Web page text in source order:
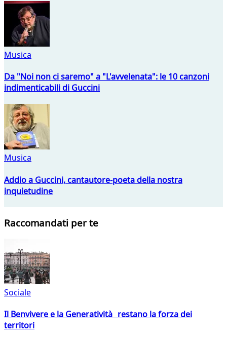
Musica
Da "Noi non ci saremo" a "L'avvelenata": le 10 canzoni
indimenticabili di Guccini
Musica
Addio a Guccini, cantautore-poeta della nostra
inquietudine
Raccomandati per te
Sociale
Il Benvivere e la Generatività restano la forza dei
territori